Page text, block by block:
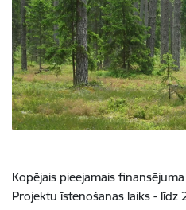
Kopējais pieejamais
Projektu īstenošanas laiks -